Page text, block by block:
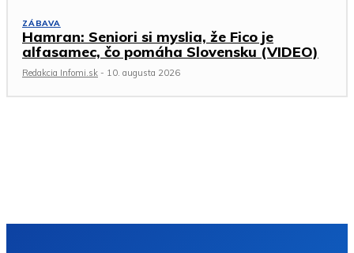
ZÁBAVA
Hamran: Seniori si myslia, že Fico je
alfasamec, čo pomáha Slovensku (VIDEO)
Redakcia Infomi.sk - 10. augusta 2026